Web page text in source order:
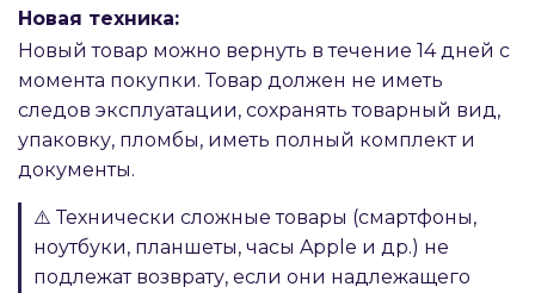
Новая техника:
Новый товар можно вернуть в течение 14 дней с
момента покупки. Товар должен не иметь
следов эксплуатации, сохранять товарный вид,
упаковку, пломбы, иметь полный комплект и
документы.
⚠️ Технически сложные товары (смартфоны,
ноутбуки, планшеты, часы Apple и др.) не
подлежат возврату, если они надлежащего